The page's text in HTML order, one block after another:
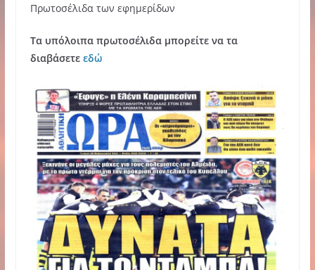
Πρωτοσέλιδα των εφημερίδων
Τα υπόλοιπα πρωτοσέλιδα μπορείτε να τα
διαβάσετε εδώ